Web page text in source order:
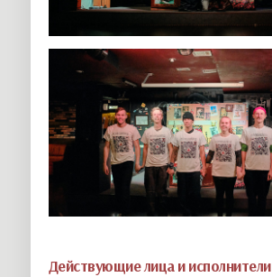
Действующие лица и исполнители